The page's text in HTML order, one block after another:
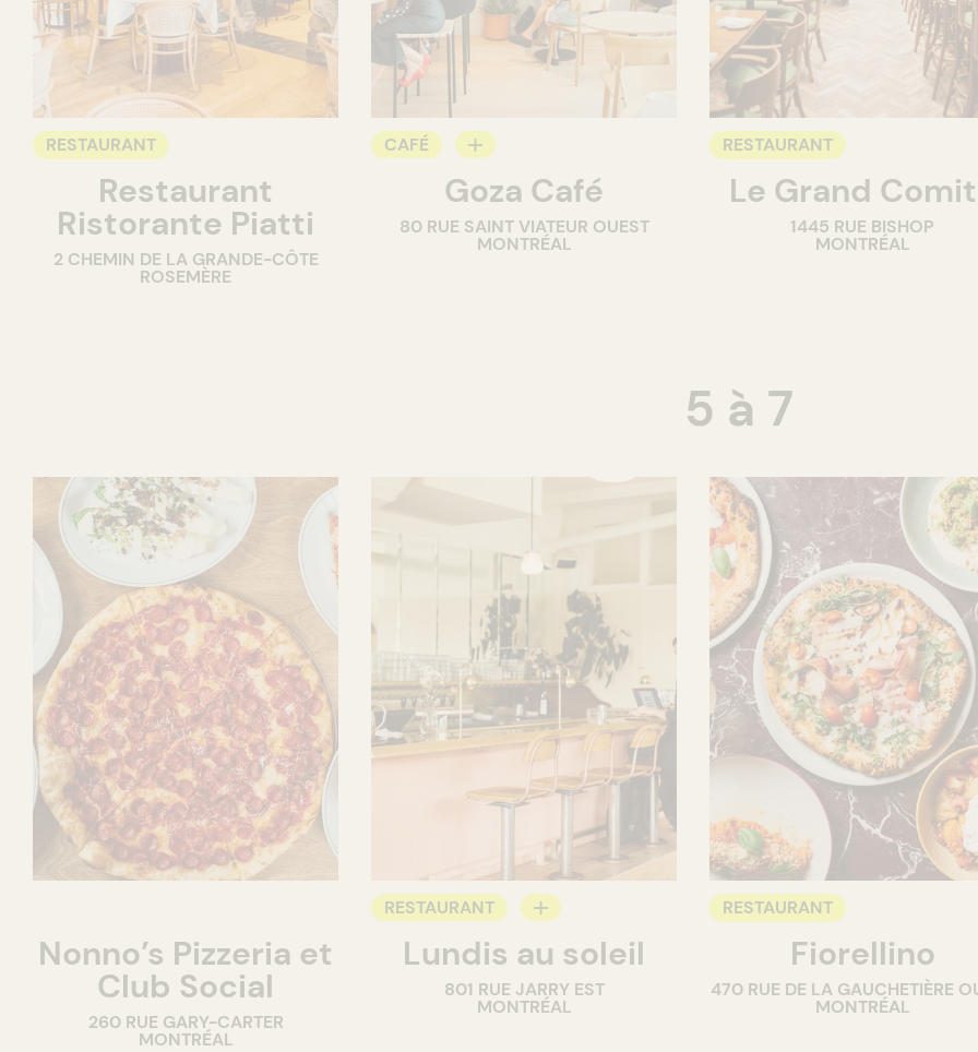
RESTAURANT
Restaurant
Ristorante Piatti
2 CHEMIN DE LA GRANDE-CÔTE
ROSEMÈRE
CAFÉ
COMPTOIRGoza Café
80 RUE SAINT VIATEUR OUEST
MONTRÉAL
RESTAURANT
Le Grand
1445 RUE BISHOP
MONTRÉAL
5 à 7
Nonno’s Pizzeria et
Club Social
260 RUE GARY-CARTER
MONTRÉAL
RESTAURANT
BAR À VIN
Lundis au soleil
801 RUE JARRY EST
MONTRÉAL
RESTAURANT
Fiorellino
470 RUE DE LA GAUCHETIÈRE
MONTRÉAL